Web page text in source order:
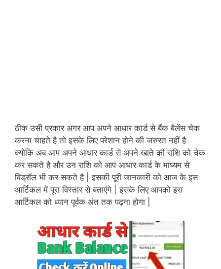
ठीक उसी प्रकार अगर आप अपने आधार कार्ड से बैंक बैलेंस चेक
करना चाहते है तो इसके लिए परेशान होने की जरुरत नहीं है
क्योकि अब आप अपने आधार कार्ड से अपने खाते की राशि को चेक
कर सकते है और उन राशि को आप आधार कार्ड के माध्यम से
विड्रॉल भी कर सकते है | इसकी पूरी जानकारी को आज के इस
आर्टिकल में पूरा विस्तार से बताएंगे | इसके लिए आपको इस
आर्टिकल को ध्यान पूर्वक अंत तक पढ़ना होगा |